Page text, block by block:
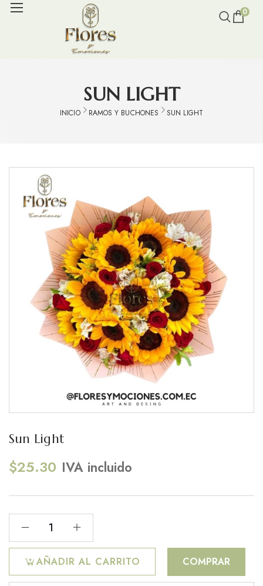
0
SUN LIGHT
INICIO RAMOS Y BUCHONES SUN LIGHT
Sun Light
$25.30 IVA incluido
AÑADIR AL CARRITO COMPRAR